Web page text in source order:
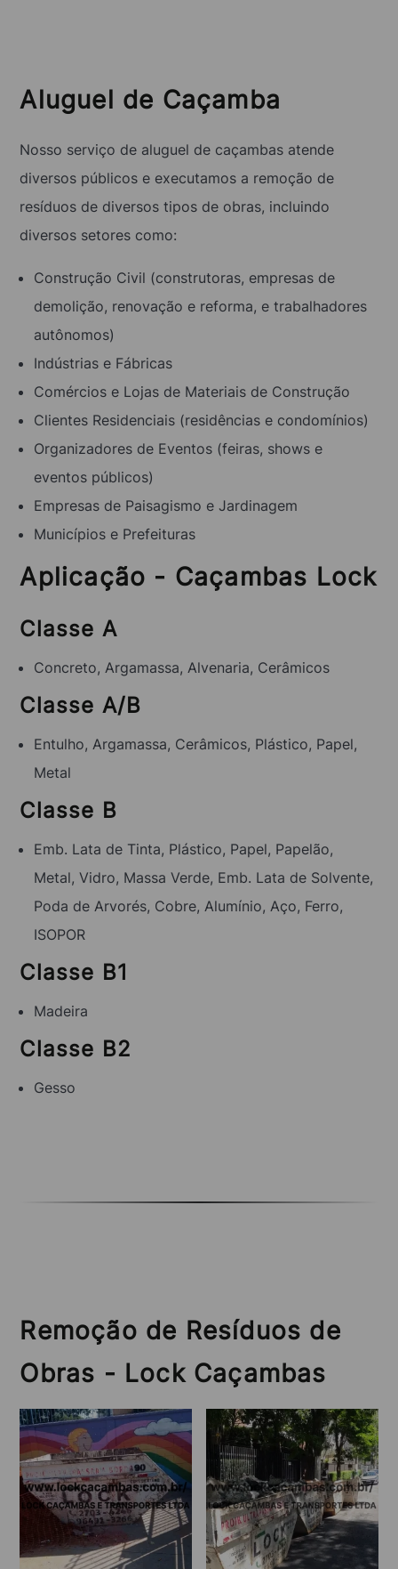
Aluguel de Caçamba
Nosso serviço de aluguel de caçambas atende
diversos públicos e executamos a remoção de
resíduos de diversos tipos de obras, incluindo
diversos setores como:
Construção Civil (construtoras, empresas de
demolição, renovação e reforma, e trabalhadores
autônomos)
Indústrias e Fábricas
Comércios e Lojas de Materiais de Construção
Clientes Residenciais (residências e condomínios)
Organizadores de Eventos (feiras, shows e
eventos públicos)
Empresas de Paisagismo e Jardinagem
Municípios e Prefeituras
Aplicação - Caçambas Lock
Classe A
Concreto, Argamassa, Alvenaria, Cerâmicos
Classe A/B
Entulho, Argamassa, Cerâmicos, Plástico, Papel,
Metal
Classe B
Emb. Lata de Tinta, Plástico, Papel, Papelão,
Metal, Vidro, Massa Verde, Emb. Lata de Solvente,
Poda de Arvorés, Cobre, Alumínio, Aço, Ferro,
ISOPOR
Classe B1
Madeira
Classe B2
Gesso
Remoção de Resíduos de
Obras - Lock Caçambas